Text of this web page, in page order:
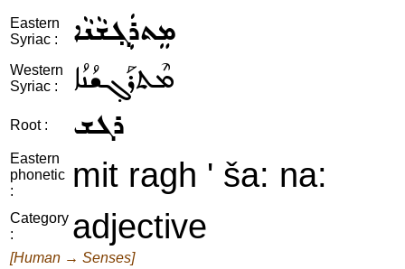
Eastern
Syriac :
ܡܸܬܪܲܓ݂ܫܵܢܵܐ
Western
Syriac :
ܡܶܬܪܰܓ݂ܫܳܢܳܐ
Root : ܪܓܫ
Eastern
phonetic
:
mit ragh ' ša: na:
Category
:
adjective
[Human → Senses]